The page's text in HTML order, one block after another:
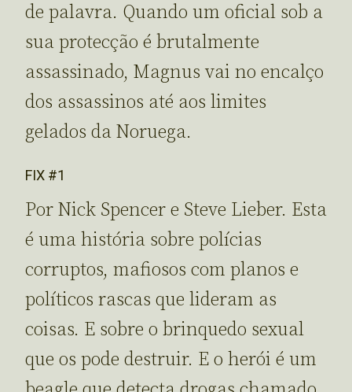
de palavra. Quando um oficial sob a
sua protecção é brutalmente
assassinado, Magnus vai no encalço
dos assassinos até aos limites
gelados da Noruega.
FIX #1
Por Nick Spencer e Steve Lieber. Esta
é uma história sobre polícias
corruptos, mafiosos com planos e
políticos rascas que lideram as
coisas. E sobre o brinquedo sexual
que os pode destruir. E o herói é um